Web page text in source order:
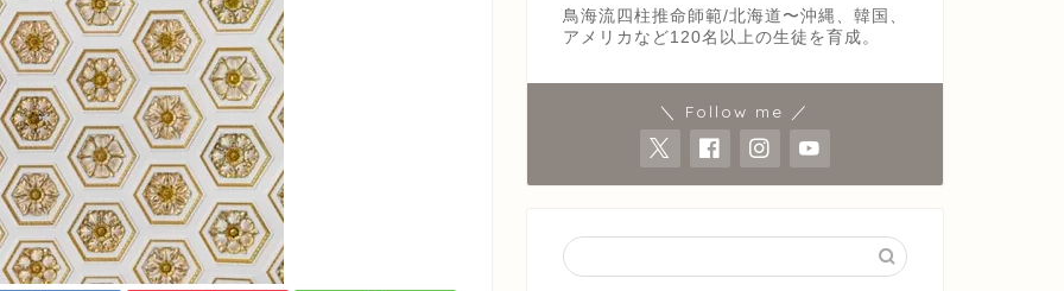
鳥海流四柱推命師範/北海道〜沖縄、韓国、
アメリカなど120名以上の生徒を育成。
＼ Follow me ／